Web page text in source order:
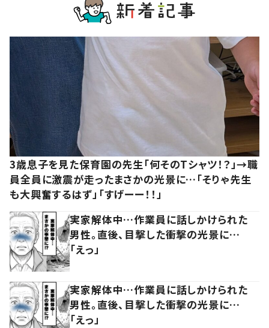
3歳息子を見た保育園の先生「何そのTシャツ！？」→職
員全員に激震が走ったまさかの光景に…「そりゃ先生
も大興奮するはず」「すげーー！！」
実家解体中…作業員に話しかけられた
男性。直後、目撃した衝撃の光景に…
「えっ」
実家解体中…作業員に話しかけられた
男性。直後、目撃した衝撃の光景に…
「えっ」